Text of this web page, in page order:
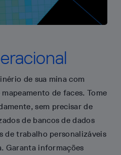
de sua mina com
de faces. Tome
sem precisar de
de bancos de dados
de trabalho personalizáveis
Garanta informações